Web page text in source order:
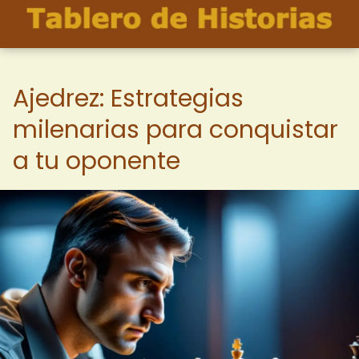
Ajedrez: Estrategias
milenarias para conquistar
a tu oponente